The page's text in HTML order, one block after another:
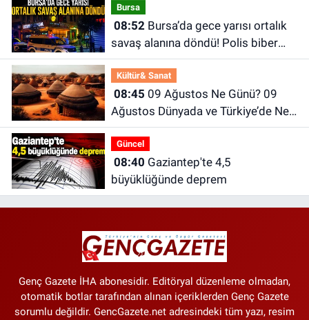
Bursa
08:52Bursa’da gece yarısı ortalık
savaş alanına döndü! Polis biber
gazıyla müdahale etti
Kültür& Sanat
08:45
Ağustos Dünyada ve Türkiye’de Ne
Günü? 09 Ağustos Ne Burcu?
Güncel
08:40
büyüklüğünde deprem
Genç Gazete İHA abonesidir. Editöryal düzenleme olmadan,
otomatik botlar tarafından alınan içeriklerden Genç Gazete
sorumlu değildir. GencGazete.net adresindeki tüm yazı, resim